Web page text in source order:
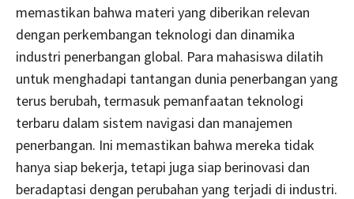
memastikan bahwa materi yang diberikan relevan
dengan perkembangan teknologi dan dinamika
industri penerbangan global. Para mahasiswa dilatih
untuk menghadapi tantangan dunia penerbangan yang
terus berubah, termasuk pemanfaatan teknologi
terbaru dalam sistem navigasi dan manajemen
penerbangan. Ini memastikan bahwa mereka tidak
hanya siap bekerja, tetapi juga siap berinovasi dan
beradaptasi dengan perubahan yang terjadi di industri.